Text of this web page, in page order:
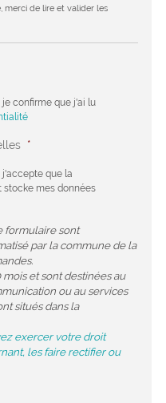
merci de lire et valider les
confirme que j'ai lu
*
j'accepte que la
mes données
formulaire sont
par la commune de la
et sont destinées au
ou au services
situés dans la
exercer votre droit
les faire rectifier ou